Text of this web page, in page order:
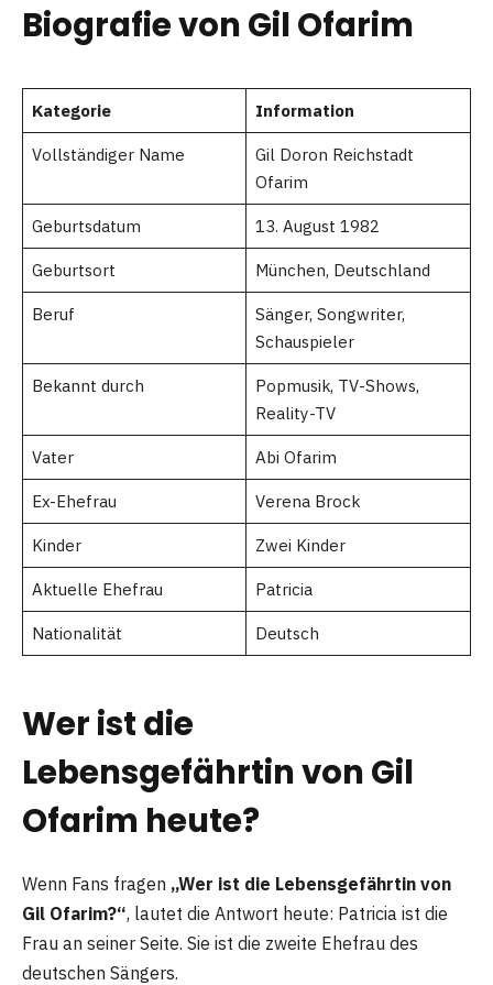
Biografie von Gil Ofarim
Kategorie Information
Vollständiger Name
Gil Doron Reichstadt
Ofarim
Geburtsdatum 13. August 1982
Geburtsort München, Deutschland
Beruf
Sänger, Songwriter,
Schauspieler
Bekannt durch
Popmusik, TV-Shows,
Reality-TV
Vater Abi Ofarim
Ex-Ehefrau Verena Brock
Kinder Zwei Kinder
Aktuelle Ehefrau Patricia
Nationalität Deutsch
Wer ist die
Lebensgefährtin von Gil
Ofarim heute?
Wenn Fans fragen „Wer ist die Lebensgefährtin von
Gil Ofarim?“, lautet die Antwort heute: Patricia ist die
Frau an seiner Seite. Sie ist die zweite Ehefrau des
deutschen Sängers.